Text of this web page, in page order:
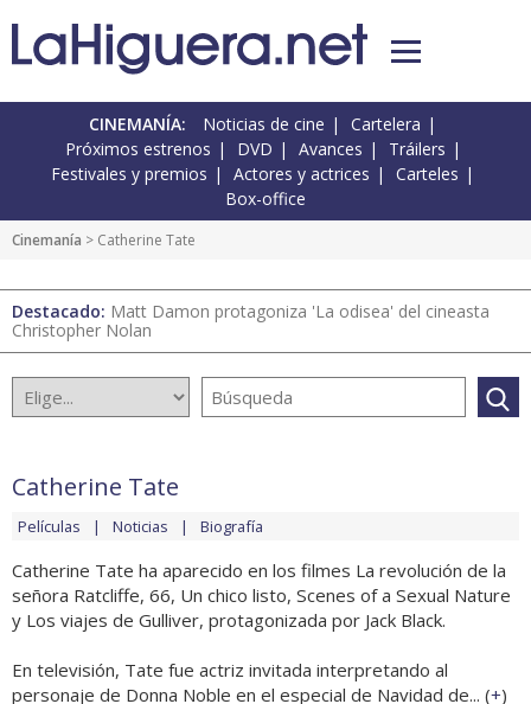
CINEMANÍA: Noticias de cine
Cartelera
Próximos estrenos
DVD Avances
Tráilers
Festivales y premios
Actores y actrices
Carteles
Box-office
Cinemanía > Catherine Tate
Destacado: Matt Damon protagoniza 'La odisea' del cineasta
Christopher Nolan
Catherine Tate
Películas Noticias Biografía
Catherine Tate ha aparecido en los filmes La revolución de la
señora Ratcliffe, 66, Un chico listo, Scenes of a Sexual Nature
y Los viajes de Gulliver, protagonizada por Jack Black.
En televisión, Tate fue actriz invitada interpretando al
personaje de Donna Noble en el especial de Navidad de... (+)